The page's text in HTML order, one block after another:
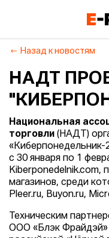
Назад к новостям
НАДТ
Национальная
торговли (НАДТ)
«Киберпонедельник-
с 30 января по 1
Kiberponedelnik.com,
магазинов, среди
Pleer.ru, Buyon.ru,
Техническим
ООО «Блэк Фрайдэй»